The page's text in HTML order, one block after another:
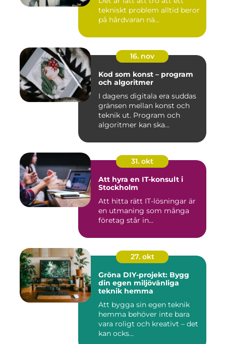
tekniskt problem alltid beror
på hårdvaran nä...
16. nov
Kod som konst – program
och algoritmer
I dagens digitala era suddas
gränsen mellan konst och
teknik ut. Program och
algoritmer kan ska...
31. okt
Att hyra en IT-konsult i
Stockholm
Att hitta rätt IT-lösningar är
en utmaning som många
företag står in...
27. okt
Gröna DIY-projekt: Bygg
din egen miljövänliga
teknik hemma
Att bygga sin egen teknik
hemma behöver inte bara
vara roligt och kreativt – det
kan ocks...